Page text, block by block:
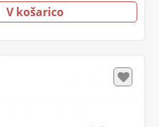
V košarico